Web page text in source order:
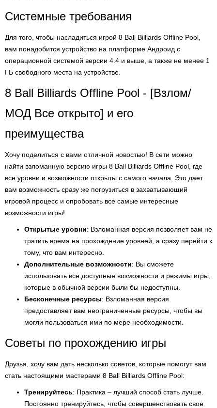
Системные требования
Для того, чтобы насладиться игрой 8 Ball Billiards Offline Pool,
вам понадобится устройство на платформе Андроид с
операционной системой версии 4.4 и выше, а также не менее 1
ГБ свободного места на устройстве.
8 Ball Billiards Offline Pool - [Взлом/
МОД Все открыто] и его
преимущества
Хочу поделиться с вами отличной новостью! В сети можно
найти взломанную версию игры 8 Ball Billiards Offline Pool, где
все уровни и возможности открыты с самого начала. Это дает
вам возможность сразу же погрузиться в захватывающий
игровой процесс и опробовать все самые интересные
возможности игры!
Открытые уровни: Взломанная версия позволяет вам не
тратить время на прохождение уровней, а сразу перейти к
тому, что вам интересно.
Дополнительные возможности: Вы сможете
использовать все доступные возможности и режимы игры,
которые в обычной версии были бы недоступны.
Бесконечные ресурсы: Взломанная версия
предоставляет вам неограниченные ресурсы, чтобы вы
могли пользоваться ими по мере необходимости.
Советы по прохождению игры
Друзья, хочу вам дать несколько советов, которые помогут вам
стать настоящими мастерами 8 Ball Billiards Offline Pool:
Тренируйтесь: Практика – лучший способ стать лучше.
Постоянно тренируйтесь, чтобы совершенствовать свое